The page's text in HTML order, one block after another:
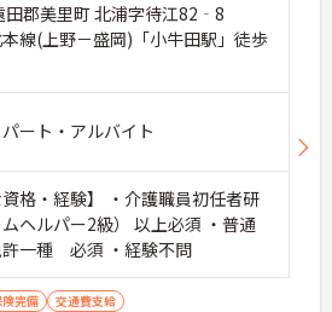
田郡美里町 北浦字待江82‐8
本線(上野－盛岡)「小牛田駅」徒歩
ート・アルバイト
資格・経験】 ・介護職員初任者研
ヘルパー2級） 以上必須 ・普通
許一種 必須 ・経験不問
完備 交通費支給